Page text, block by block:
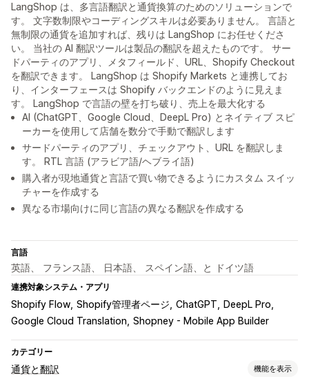
LangShop は、多言語翻訳と通貨換算のためのソリューションで
す。 文字数制限やコーディングスキルは必要ありません。 言語と
無制限の通貨を追加すれば、残りは LangShop にお任せくださ
い。 当社の AI 翻訳ツールは製品の翻訳を超えたものです。 サー
ドパーティのアプリ、メタフィールド、URL、Shopify Checkout
を翻訳できます。 LangShop は Shopify Markets と連携してお
り、インターフェースは Shopify バックエンドのように見えま
す。 LangShop で言語の壁を打ち破り、売上を最大化する
AI (ChatGPT、Google Cloud、DeepL Pro) とネイティブ スピ
ーカーを使用して店舗を数分で手動で翻訳します
サードパーティのアプリ、チェックアウト、URL を翻訳しま
す。 RTL 言語 (アラビア語/ヘブライ語)
購入者が現地通貨と言語で買い物できるようにカスタム スイッ
チャーを作成する
異なる市場向けに同じ言語の異なる翻訳を作成する
言語
英語、 フランス語、 日本語、 スペイン語、と ドイツ語
連携対象システム・アプリ
Shopify Flow Shopify管理者ページ ChatGPT
DeepL Pro
Google Cloud Translation Shopney - Mobile App Builder
カテゴリー
通貨と翻訳 機能を表示